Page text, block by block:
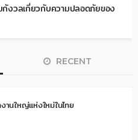
กังวลเกี่ยวกับความปลอดภัยของ
RECENT
านใหญ่แห่งใหม่ในไทย